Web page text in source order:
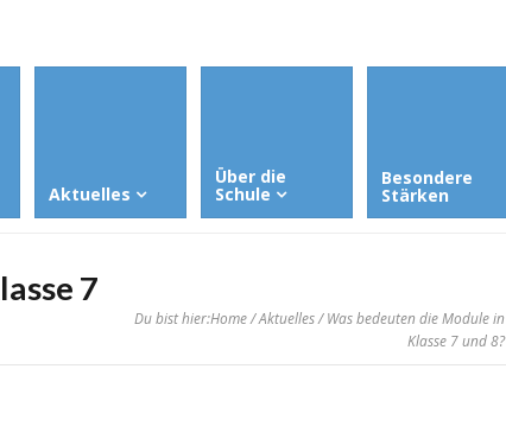
Aktuelles
Über die
Schule
Besondere
Stärken
7
Du bist hier:Home/Aktuelles/ Was bedeuten die Module in
Klasse 7 und 8?